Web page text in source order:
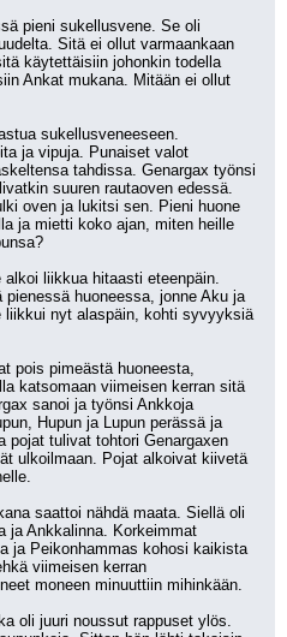
pieni sukellusvene. Se oli
Sitä ei ollut varmaankaan
käytettäisiin johonkin todella
Ankat mukana. Mitään ei ollut
sukellusveneeseen.
ja vipuja. Punaiset valot
tahdissa. Genargax työnsi
suuren rautaoven edessä.
oven ja lukitsi sen. Pieni huone
ja mietti koko ajan, miten heille
liikkua hitaasti eteenpäin.
huoneessa, jonne Aku ja
nyt alaspäin, kohti syvyyksiä
pois pimeästä huoneesta,
katsomaan viimeisen kerran sitä
sanoi ja työnsi Ankkoja
Hupun ja Lupun perässä ja
pojat tulivat tohtori Genargaxen
ulkoilmaan. Pojat alkoivat kiivetä
saattoi nähdä maata. Siellä oli
ja Ankkalinna. Korkeimmat
ja Peikonhammas kohosi kaikista
viimeisen kerran
moneen minuuttiin mihinkään.
oli juuri noussut rappuset ylös.